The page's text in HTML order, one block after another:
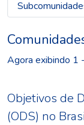
Agora exibindo 1
Objetivos de
(ODS) no